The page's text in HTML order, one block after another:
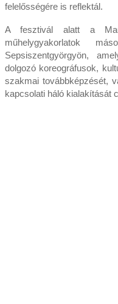
felelősségére is reflektál.
A fesztivál alatt a
műhelygyakorlatok
Sepsiszentgyörgyön,
dolgozó koreográfusok,
szakmai továbbképzését,
kapcsolati háló kialakítását